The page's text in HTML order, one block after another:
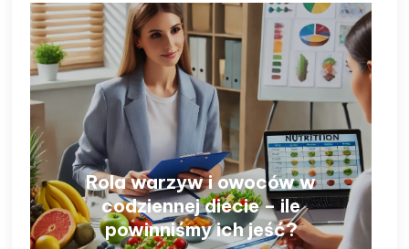
Rola warzyw i owoców w
codziennej diecie – ile
powinniśmy ich jeść?